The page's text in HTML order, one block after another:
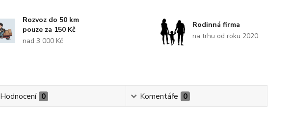
Rozvoz do 50 km
pouze za 150 Kč
nad 3 000 Kč
Rodinná firma
na trhu od roku 2020
Hodnocení 0 Komentáře 0